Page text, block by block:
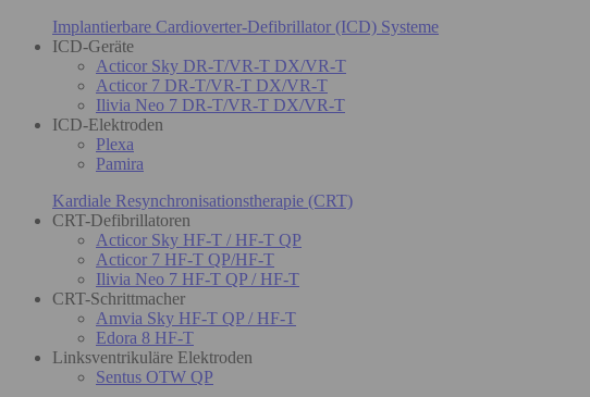
Implantierbare Cardioverter-Defibrillator (ICD) Systeme
ICD-Geräte
Acticor Sky DR-T/VR-T DX/VR-T
Acticor 7 DR-T/VR-T DX/VR-T
Ilivia Neo 7 DR-T/VR-T DX/VR-T
ICD-Elektroden
Plexa
Pamira
Kardiale Resynchronisationstherapie (CRT)
CRT-Defibrillatoren
Acticor Sky HF-T / HF-T QP
Acticor 7 HF-T QP/HF-T
Ilivia Neo 7 HF-T QP / HF-T
CRT-Schrittmacher
Amvia Sky HF-T QP / HF-T
Edora 8 HF-T
Linksventrikuläre Elektroden
Sentus OTW QP